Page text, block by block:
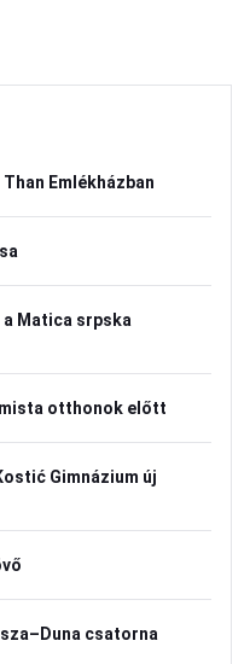
Emlékházban
Matica srpska
otthonok előtt
Gimnázium új
csatorna